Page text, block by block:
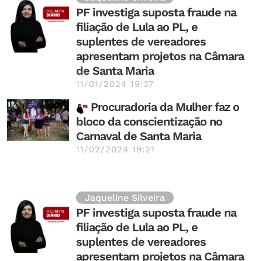
PF investiga suposta fraude na
filiação de Lula ao PL, e
suplentes de vereadores
apresentam projetos na Câmara
de Santa Maria
11/01/2024 19:37
Procuradoria da Mulher faz o
bloco da conscientização no
Carnaval de Santa Maria
11/02/2024 19:21
Jaqueline Silveira
PF investiga suposta fraude na
filiação de Lula ao PL, e
suplentes de vereadores
apresentam projetos na Câmara